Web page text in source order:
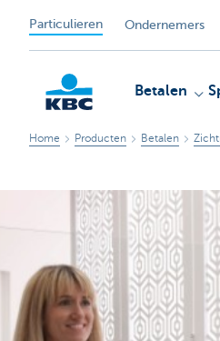
Particulieren Ondernemers
KBC
Betalen
Home Producten Betalen